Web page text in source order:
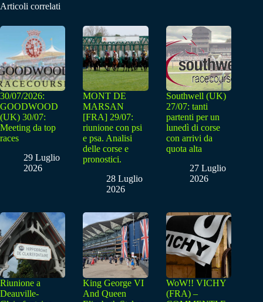
Articoli correlati
30/07/2026:
GOODWOOD
(UK) 30/07:
Meeting da top
races
29 Luglio
2026
MONT DE
MARSAN
[FRA] 29/07:
riunione con psi
e psa. Analisi
delle corse e
pronostici.
28 Luglio
2026
Southwell (UK)
27/07: tanti
partenti per un
lunedì di corse
con arrivi da
quota alta
27 Luglio
2026
Riunione a
Deauville-
King George VI
And Queen
WoW!! VICHY
(FRA) –